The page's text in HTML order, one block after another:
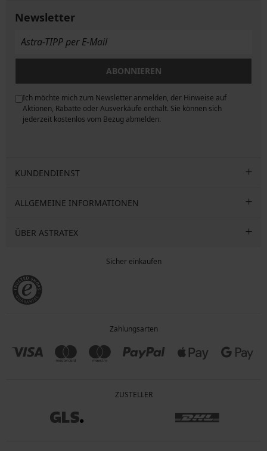
Newsletter
ABONNIEREN
Ich möchte mich zum Newsletter anmelden, der Hinweise auf
Aktionen, Rabatte oder Ausverkäufe enthält. Sie können sich
jederzeit kostenlos vom Bezug abmelden.
KUNDENDIENST
ALLGEMEINE INFORMATIONEN
ÜBER ASTRATEX
Sicher einkaufen
Zahlungsarten
ZUSTELLER